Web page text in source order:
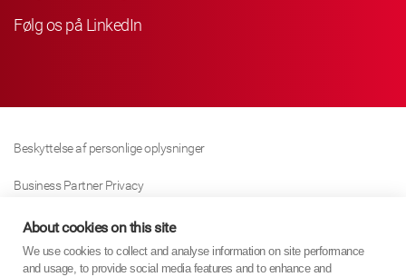
Følg os på LinkedIn
Beskyttelse af personlige oplysninger
Business Partner Privacy
Cookie Politik
Modern Slavery Act Policy
About cookies on this site
We use cookies to collect and analyse information on site performance
and usage, to provide social media features and to enhance and